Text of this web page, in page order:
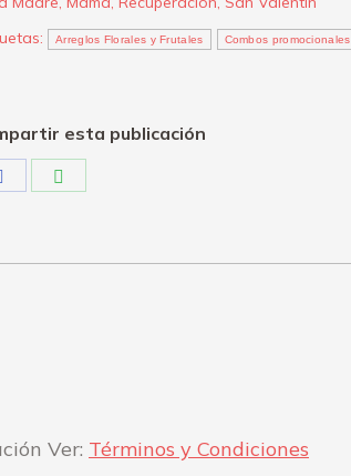
Arreglos Florales y Frutales Combos promocionales
esta publicación
Ver: Términos y Condiciones